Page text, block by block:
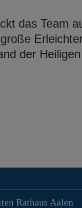
das Team
der
Rathaus Aalen